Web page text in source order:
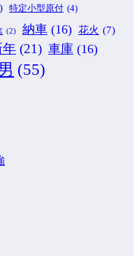
特定小型原付 (4)
(2) 納車 (16) 花火 (7)
年 (21) 車庫 (16)
(55)